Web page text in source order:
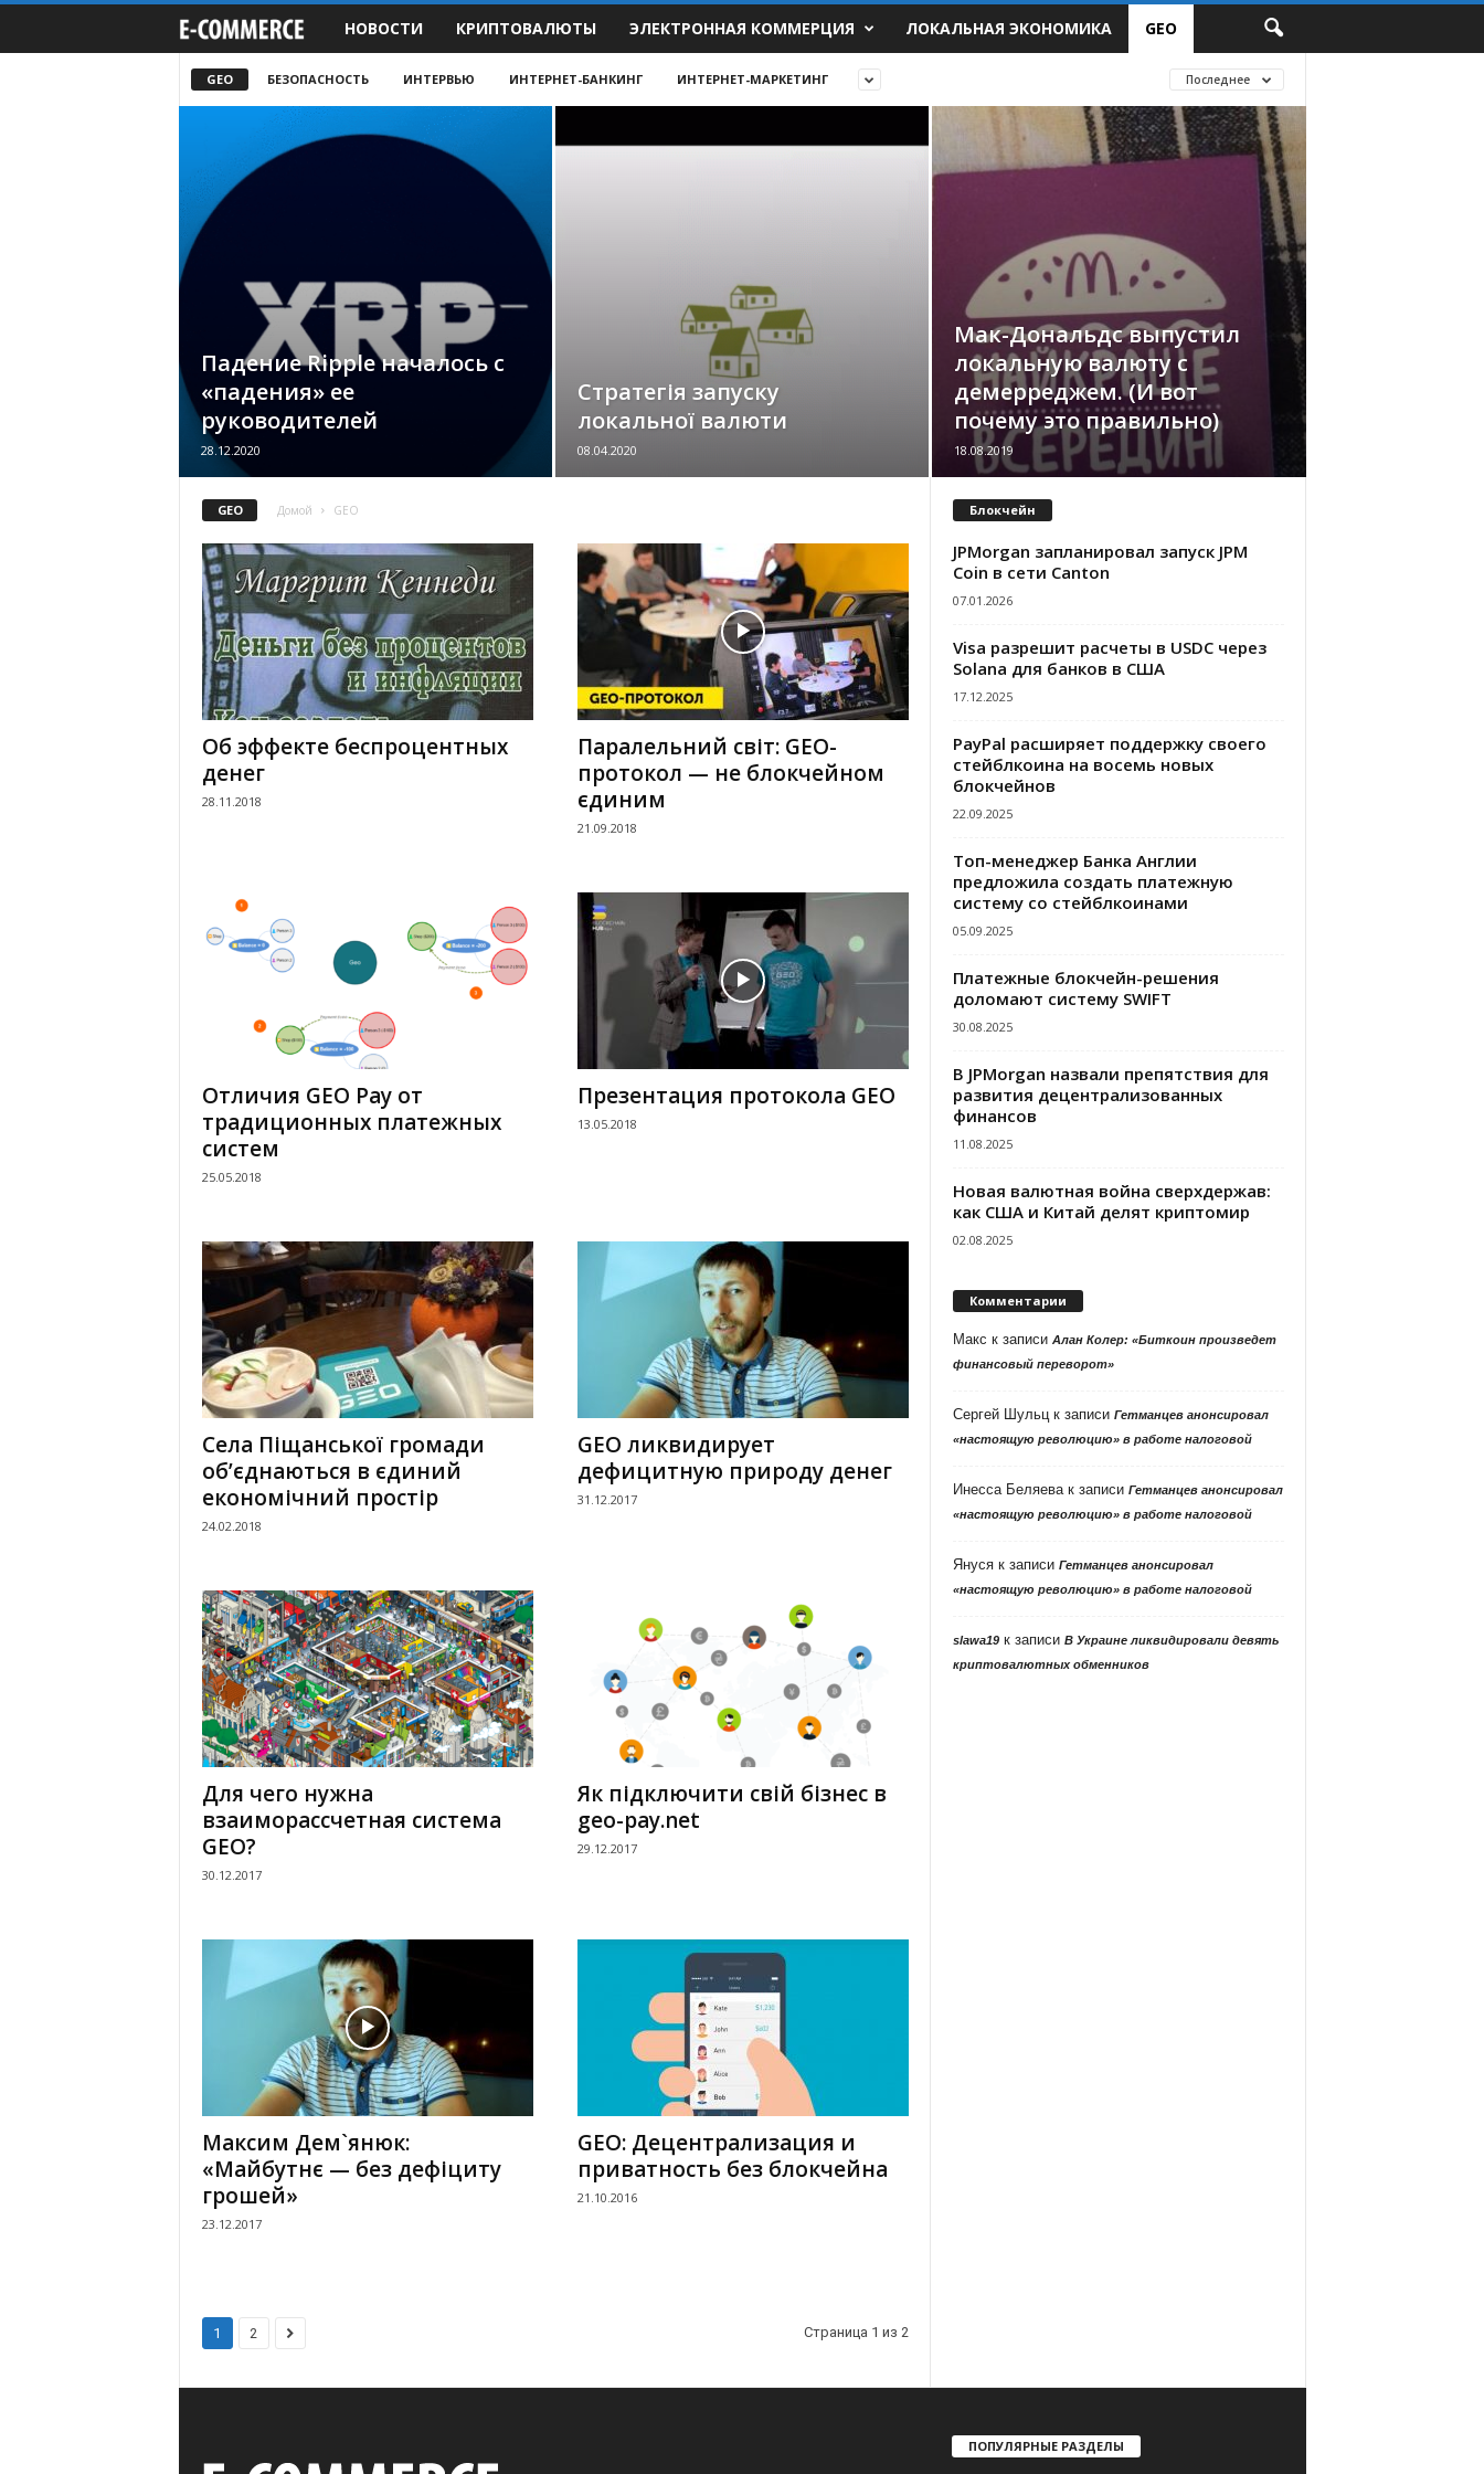
-
r
c
c
o
m
.
u
НОВОСТИ КРИПТОВАЛЮТЫ ЭЛЕКТРОННАЯ КОММЕРЦИЯ ЛОКАЛЬНАЯ ЭКОНОМИКА GEO
GEO БЕЗОПАСНОСТЬ ИНТЕРВЬЮ ИНТЕРНЕТ-БАНКИНГ ИНТЕРНЕТ-МАРКЕТИНГ Последнее
Падение Ripple началось с
«падения» ее
руководителей
28.12.2020
Стратегія запуску
локальної валюти
08.04.2020
Мак-Дональдс выпустил
локальную валюту с
демерреджем. (И вот
почему это правильно)
18.08.2019
GEO Домой GEO
Об эффекте беспроцентных
денег
28.11.2018
Паралельний світ: GEO-
протокол — не блокчейном
єдиним
21.09.2018
Отличия GEO Pay от
традиционных платежных
систем
25.05.2018
Презентация протокола GEO
13.05.2018
Села Піщанської громади
об’єднаються в єдиний
економічний простір
24.02.2018
GEO ликвидирует
дефицитную природу денег
31.12.2017
Для чего нужна
взаиморассчетная система
GEO?
30.12.2017
Як підключити свій бізнес в
geo-pay.net
29.12.2017
Максим Дем`янюк:
«Майбутнє — без дефіциту
грошей»
23.12.2017
GEO: Децентрализация и
приватность без блокчейна
21.10.2016
1 2 Страница 1 из 2
Блокчейн
JPMorgan запланировал запуск JPM
Coin в сети Canton
07.01.2026
Visa разрешит расчеты в USDC через
Solana для банков в США
17.12.2025
PayPal расширяет поддержку своего
стейблкоина на восемь новых
блокчейнов
22.09.2025
Топ-менеджер Банка Англии
предложила создать платежную
систему со стейблкоинами
05.09.2025
Платежные блокчейн-решения
доломают систему SWIFT
30.08.2025
В JPMorgan назвали препятствия для
развития децентрализованных
финансов
11.08.2025
Новая валютная война сверхдержав:
как США и Китай делят криптомир
02.08.2025
Комментарии
Макс к записи Алан Колер: «Биткоин произведет
финансовый переворот»
Сергей Шульцк записи Гетманцев анонсировал
«настоящую революцию» в работе налоговой
Инесса Беляевак записи Гетманцев анонсировал
«настоящую революцию» в работе налоговой
Янусяк записи Гетманцев анонсировал
«настоящую революцию» в работе налоговой
slawa19к записи В Украине ликвидировали девять
криптовалютных обменников
ПОПУЛЯРНЫЕ РАЗДЕЛЫ